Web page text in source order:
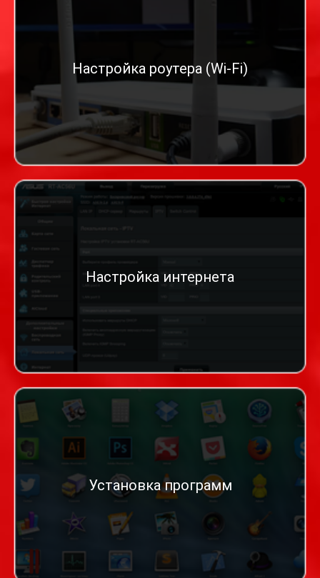
Настройка роутера (Wi-Fi)
Настройка интернета
Установка программ